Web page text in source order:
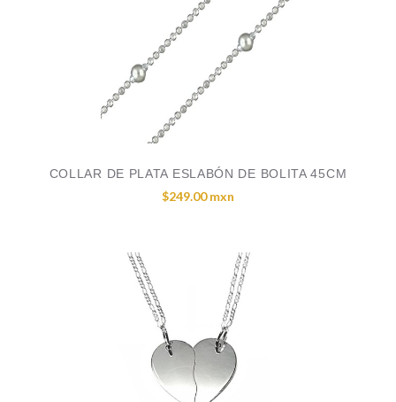
COLLAR DE PLATA ESLABÓN DE BOLITA 45CM
$249.00 mxn